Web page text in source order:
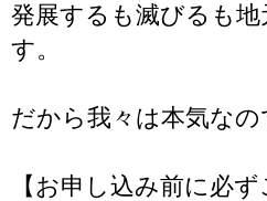
発展するも滅びるも
す。
だから我々は本気なの
【お申し込み前に必